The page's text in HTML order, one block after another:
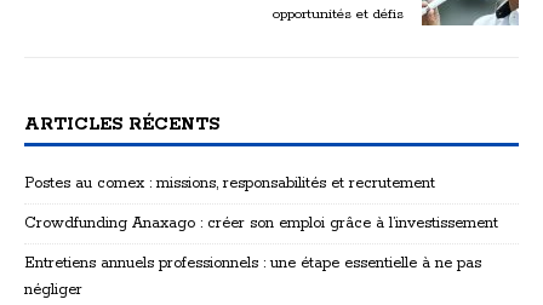
opportunités et défis
ARTICLES RÉCENTS
Postes au comex : missions, responsabilités et recrutement
Crowdfunding Anaxago : créer son emploi grâce à l’investissement
Entretiens annuels professionnels : une étape essentielle à ne pas
négliger